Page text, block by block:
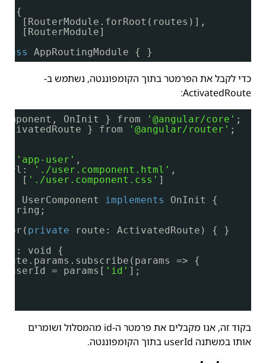
[RouterModule.forRoot(routes)],
[RouterModule]
AppRoutingModule { }
כדי לקבל את הפרמטר בתוך הקומפוננטה, נשתמש ב-
ActivatedRoute:
OnInit } from '@angular/core' ;
} from
'@angular/router' ;
'app-user' ,
'./user.component.html' ,
[ './user.component.css' ]
UserComponent implements
OnInit {
string;
private
route: ActivatedRoute) { }
void {
=> {
.userId = params[ 'id' ];
בקוד זה, אנו מקבלים את פרמטר ה-id מהמסלול ושומרים
אותו במשתנה userId בתוך הקומפוננטה.